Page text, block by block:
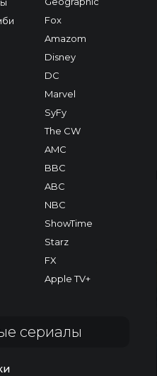
Fox
Amazom
Disney
DC
Marvel
SyFy
The CW
AMC
BBC
ABC
NBC
ShowTime
Starz
FX
Apple TV+
сериалы